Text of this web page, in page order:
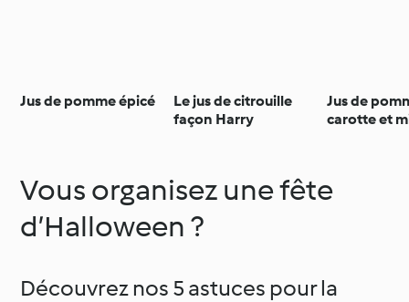
Jus de pomme épicé
Le jus de citrouille
façon Harry
Jus de
carotte et
Vous organisez une fête
d’Halloween ?
Découvrez nos 5 astuces pour la